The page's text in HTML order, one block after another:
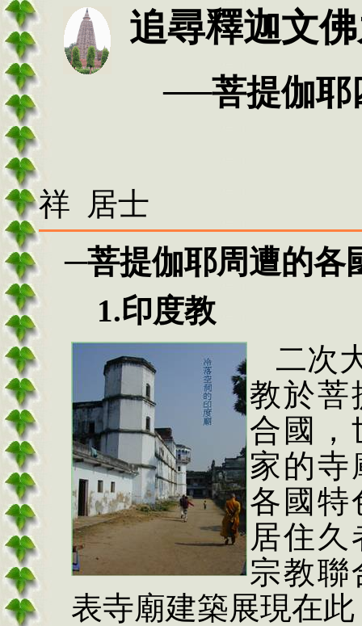
追尋釋迦文
──菩提伽耶四
祥 居士
─菩提伽耶周遭的各
1.印度教
二次
教於菩
合國，
家的寺
各國特
居住
宗教聯
表寺廟建築展現在